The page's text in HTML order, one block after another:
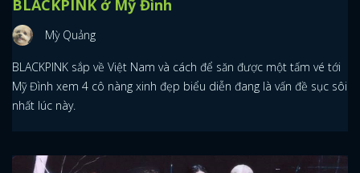
BLACKPINK ở Mỹ Đình
Mỳ Quảng
BLACKPINK sắp về Việt Nam và cách để săn được một tấm vé tới
Mỹ Đình xem 4 cô nàng xinh đẹp biểu diễn đang là vấn đề sục sôi
nhất lúc này.